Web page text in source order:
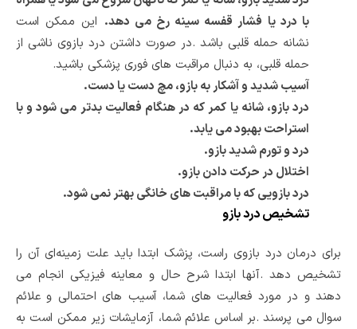
با درد یا فشار قفسه سینه رخ می دهد. این ممکن است
نشانه حمله قلبی باشد .در صورت داشتن درد بازوی ناشی از
حمله قلبی، به دنبال مراقبت های فوری پزشکی باشید.
آسیب شدید و آشکار به بازو، مچ دست یا دست.
درد بازو، شانه یا کمر که در هنگام فعالیت بدتر می شود و با
استراحت بهبود می یابد.
درد و تورم شدید بازو.
اختلال در حرکت دادن بازو.
درد بازویی که با مراقبت های خانگی بهتر نمی شود.
تشخیص درد بازو
برای درمان درد بازوی راست، پزشک ابتدا باید علت زمینه‌ای آن را
تشخیص دهد.آنها ابتدا شرح حال و معاینه فیزیکی انجام می
دهند و در مورد فعالیت های شما، آسیب های احتمالی و علائم
سوال می پرسند.بر اساس علائم شما، آزمایشات زیر ممکن است به